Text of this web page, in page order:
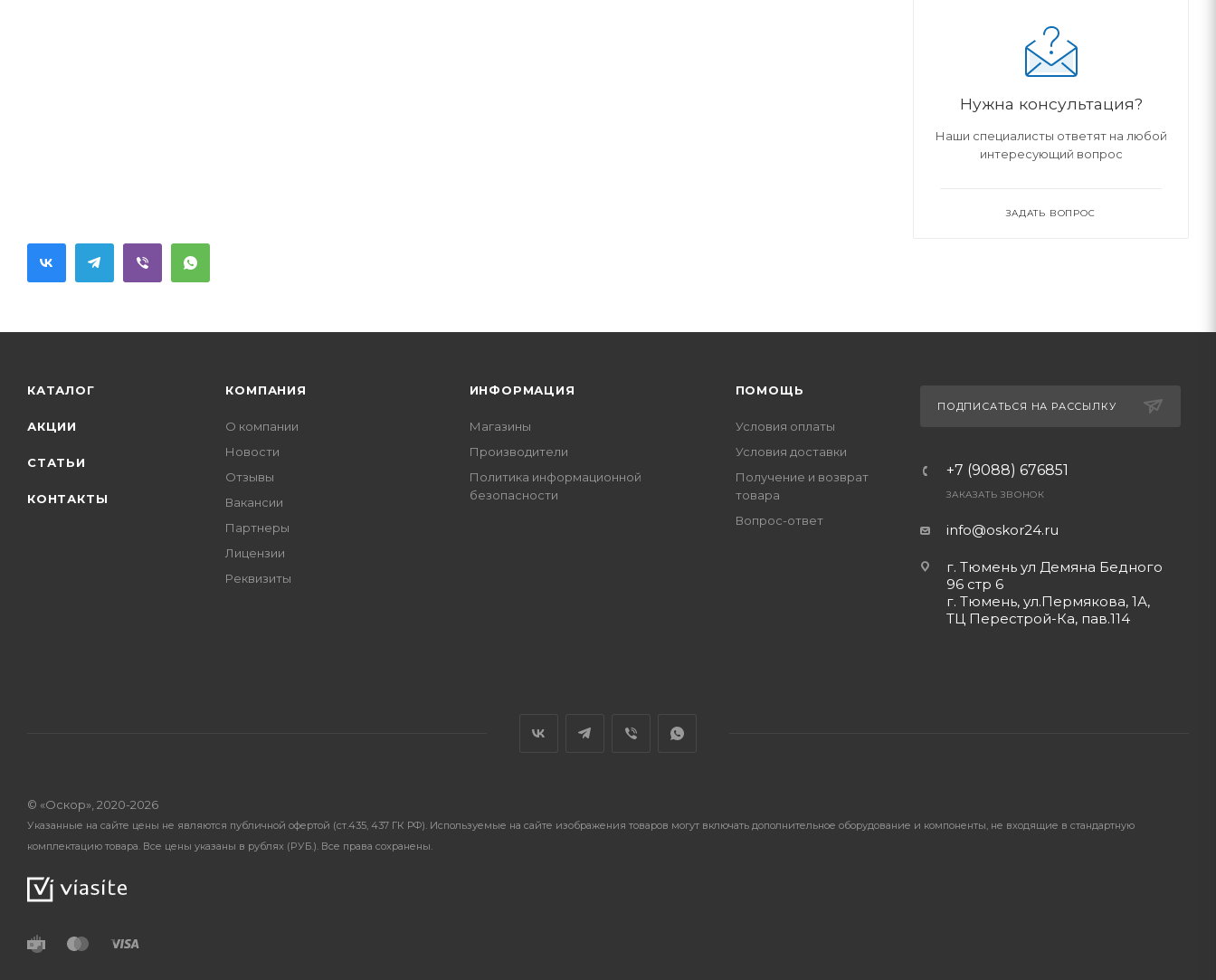
Нужна консультация?
Наши специалисты ответят на любой
интересующий вопрос
ЗАДАТЬ ВОПРОС
КАТАЛОГ
АКЦИИ
СТАТЬИ
КОНТАКТЫ
КОМПАНИЯ
О компании
Новости
Отзывы
Вакансии
Партнеры
Лицензии
Реквизиты
ИНФОРМАЦИЯ
Магазины
Производители
Политика информационной
безопасности
ПОМОЩЬ
Условия оплаты
Условия доставки
Получение и возврат
товара
Вопрос-ответ
ПОДПИСАТЬСЯ НА РАССЫЛКУ
+7 (9088) 676851
ЗАКАЗАТЬ ЗВОНОК
info@oskor24.ru
г. Тюмень ул Демяна Бедного
96 стр 6
г. Тюмень, ул.Пермякова, 1А,
ТЦ Перестрой-Ка, пав.114
© «Оскор», 2020-2026
Указанные на сайте цены не являются публичной офертой (ст.435, 437 ГК РФ). Используемые на сайте изображения товаров могут включать дополнительное оборудование и компоненты, не входящие в стандартную
комплектацию товара. Все цены указаны в рублях (PУБ.). Все права сохранены.